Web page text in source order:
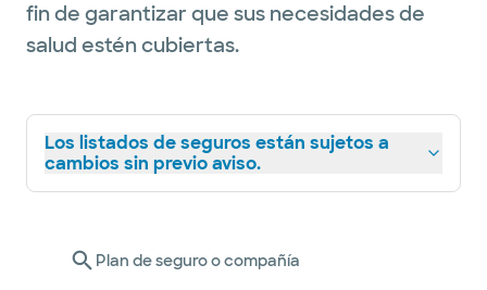
fin de garantizar que sus necesidades de
salud estén cubiertas.
Los listados de seguros están sujetos a
cambios sin previo aviso.
Plan de seguro o compañía